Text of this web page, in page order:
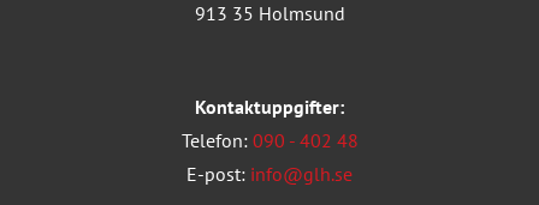
913 35 Holmsund
Kontaktuppgifter:
Telefon: 090 - 402 48
E-post: info@glh.se